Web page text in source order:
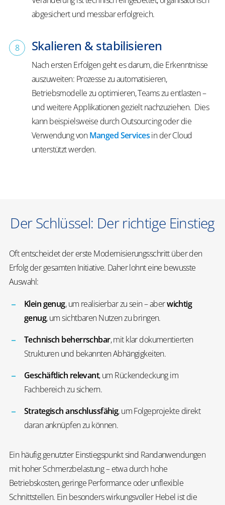
abgesichert und messbar erfolgreich.
Skalieren & stabilisieren
Nach ersten Erfolgen geht es darum, die Erkenntnisse
auszuweiten: Prozesse zu automatisieren,
Betriebsmodelle zu optimieren, Teams zu entlasten –
und weitere Applikationen gezielt nachzuziehen. Dies
kann beispielsweise durch Outsourcing oder die
Verwendung vonManged Servicesin der Cloud
unterstützt werden.
Der Schlüssel: Der richtige Einstieg
Oft entscheidet der erste Modernisierungsschritt über den
Erfolg der gesamten Initiative. Daher lohnt eine bewusste
Auswahl:
Klein genug, um realisierbar zu sein – aberwichtig
genug, um sichtbaren Nutzen zu bringen.
Technisch beherrschbar, mit klar dokumentierten
Strukturen und bekannten Abhängigkeiten.
Geschäftlich relevant, um Rückendeckung im
Fachbereich zu sichern.
Strategisch anschlussfähig, um Folgeprojekte direkt
daran anknüpfen zu können.
Ein häufig genutzter Einstiegspunkt sind Randanwendungen
mit hoher Schmerzbelastung – etwa durch hohe
Betriebskosten, geringe Performance oder unflexible
Schnittstellen. Ein besonders wirkungsvoller Hebel ist die